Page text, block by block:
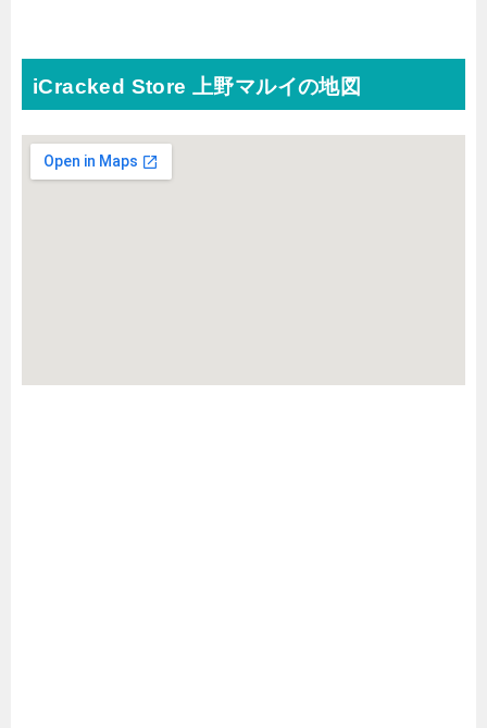
iCracked Store 上野マルイの地図